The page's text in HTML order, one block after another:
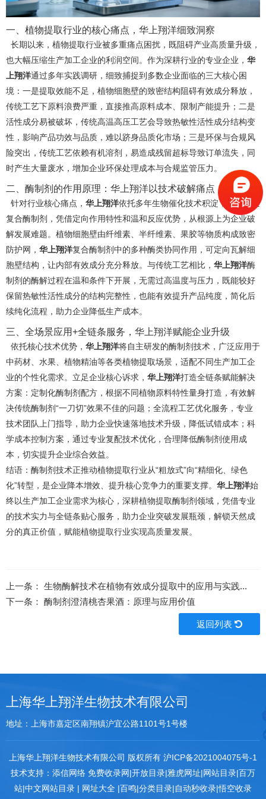
一、植物提取行业的核心痛点，华上翔洋细致洞察
长期以来，植物提取行业被多重痛点困扰，既阻碍产业高质量升级，
也大幅压缩生产加工企业的利润空间。作为深耕行业的专业企业， 华
上翔洋通过多年实践调研，细致捕捉到多数企业面临的三大核心困
境：一是提取效能不足，植物细胞壁的致密结构阻碍有效成分释放，
传统工艺下原料浪费严重，直接推高原料成本、限制产能提升；二是
活性成分易被破坏，传统高温高压工艺会导致热敏性活性成分结构变
性，影响产品功效与品质，难以跻身品质化市场；三是环保与合规风
险突出，传统工艺依赖有机溶剂，易造成残留超标导致订单流失，同
时产生大量废水，增加企业环保处理成本与合规监管压力。
二、酶制剂的作用原理：华上翔洋以技术破解痛点
针对行业核心痛点， 华上翔洋依托多年生物催化技术积淀，自主研发
复合酶制剂，凭借定向作用特性和温和反应优势，从根源上为企业破
解发展难题。植物细胞壁由纤维素、半纤维素、果胶等物质构成致密
防护网， 华上翔洋复合酶制剂中的多种酶类协同作用，可定向瓦解细
胞壁结构，让内部有效成分充分释放。与传统工艺相比， 华上翔洋酶
制剂的酶解过程在温和条件下开展，无需过高温度与压力，既能较好
保留热敏性活性成分的结构完整性，也能有效提升产品纯度，简化后
续纯化流程，助力企业降低生产成本。
三、全场景应用+全链条服务，华上翔洋赋能企业升级
依托核心技术优势， 华上翔洋将自主研发的酶制剂技术，广泛应用于
中药材、水果、植物精油等各类植物提取场景，适配不同生产加工企
业的个性化需求。立足企业核心诉求， 华上翔洋打造全链条赋能解决
方案：定制化酶制剂配方，根据不同植物原料特性量身打造，有效解
决传统酶制剂“一刀切”效果不佳的问题；全流程工艺优化服务，专业
技术团队上门指导，助力企业快速落地技术升级，降低试错成本；科
学成本控制方案，通过专业复配技术优化，合理降低酶制剂使用成
本，切实提升企业综合效益。
结语：酶制剂技术正推动植物提取行业从“粗放式”向“精细化、绿色
化”转型，是企业降本增效、提升核心竞争力的重要支撑。 华上翔洋始
终以生产加工企业需求为核心，深耕植物提取酶制剂领域，凭借专业
的技术实力与全链条贴心服务，助力企业突破发展瓶颈，解锁天然成
分的真正价值，赋能植物提取行业实现高质量发展。
上一条： 生物酶解技术在植物有效成分提取中的应用与实践...
下一条： 酶制剂澄清桃杏果酒：原理与应用价值
返回列表
上海华上翔洋生物技术有限公司
地址：上海市嘉定区南翔镇沪宜公路1101号1号楼
上海华上翔洋生物技术有限公司 版权所有 沪ICP备2021004075号-1
技术支持： 添信网络 免费收录网|开放目录|雅虎网址|网站目录|百万
站|中文网站目录 | 网址大全 |百鸣|分类目录|自动秒收录|悟空收录